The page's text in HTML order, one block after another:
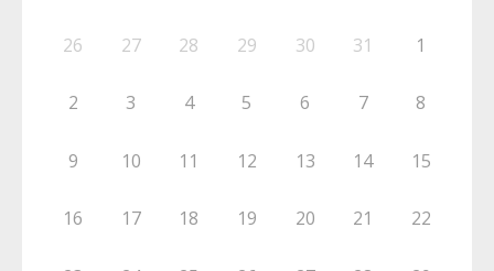
26 27 28 29 30 31 1
2 3 4 5 6 7 8
9 10 11 12 13 14 15
16 17 18 19 20 21 22